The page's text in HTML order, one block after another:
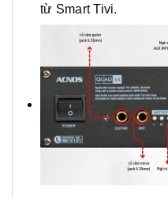
từ Smart Tivi.